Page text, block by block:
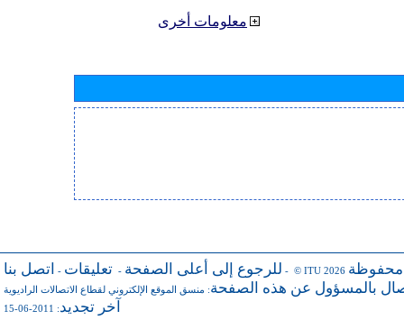
معلومات أخرى
للرجوع إلى أعلى الصفحة - تعليقات - اتصل بنا - © ITU 2026 محفوظة
بالمسؤول عن هذه الصفحة: منسق الموقع الإلكتروني لقطاع الاتصالات الراديوية
آخر تجديد: 2011-06-15